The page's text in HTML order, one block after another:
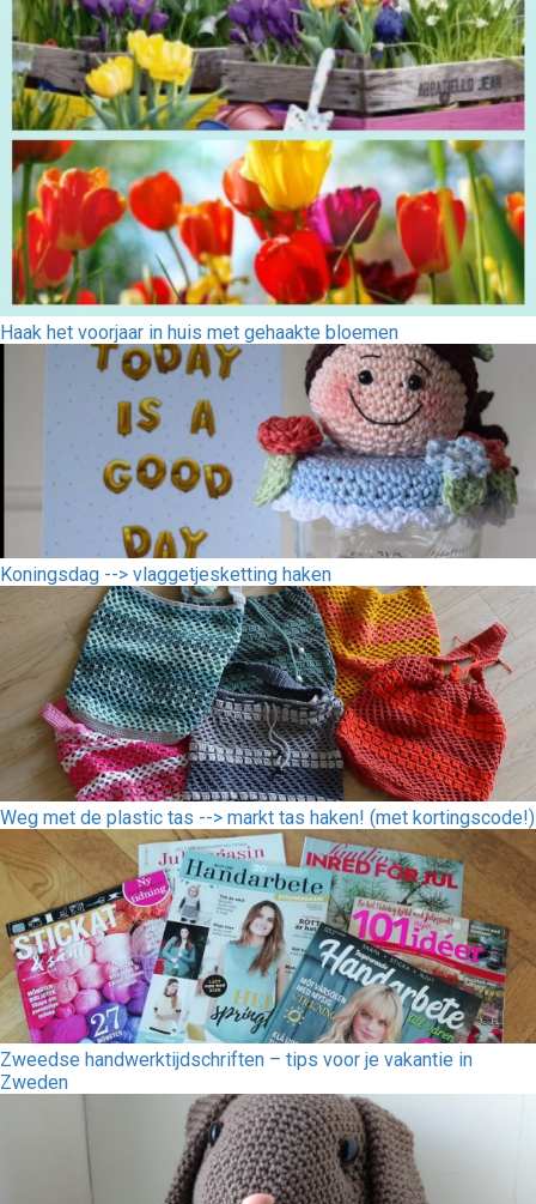
Haak het voorjaar in huis met gehaakte bloemen
Koningsdag --> vlaggetjesketting haken
Weg met de plastic tas --> markt tas haken! (met kortingscode!)
Zweedse handwerktijdschriften – tips voor je vakantie in
Zweden